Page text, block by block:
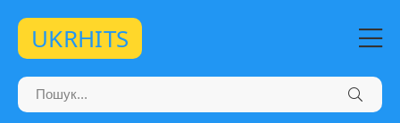
UKRHITS